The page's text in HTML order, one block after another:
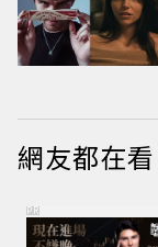
網友都在看
PR